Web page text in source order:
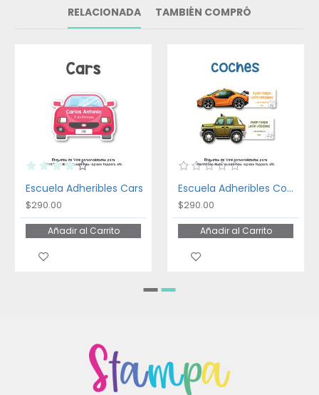
RELACIONADA TAMBIÉN COMPRÓ
Escuela Adheribles Cars
$290.00
Añadir al Carrito
Escuela Adheribles Coches
$290.00
Añadir al Carrito